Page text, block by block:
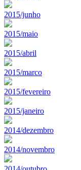
2015/junho
2015/maio
2015/abril
2015/marco
2015/fevereiro
2015/janeiro
2014/dezembro
2014/novembro